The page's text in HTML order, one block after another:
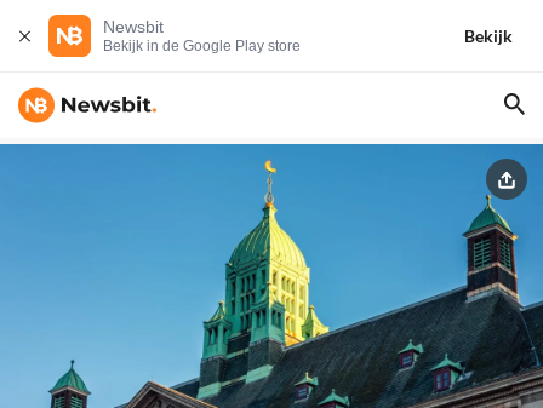
Newsbit
Bekijk in de Google Play store
Bekijk